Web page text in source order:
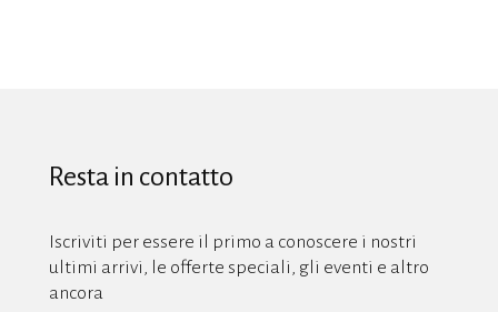
Resta in contatto
Iscriviti per essere il primo a conoscere i nostri
ultimi arrivi, le offerte speciali, gli eventi e altro
ancora